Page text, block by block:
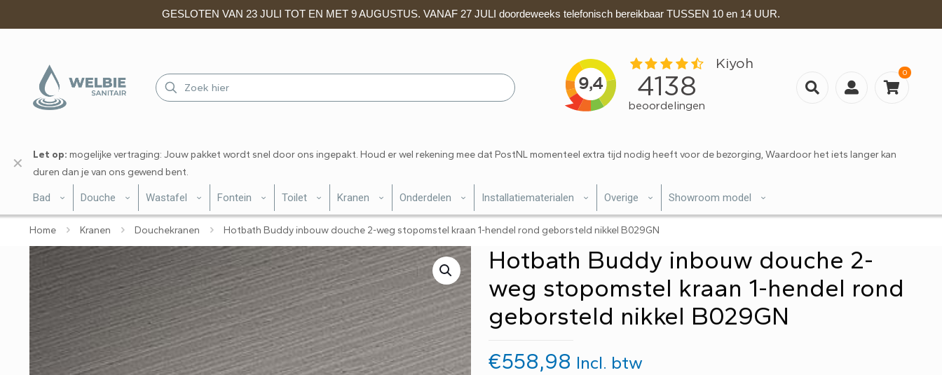
GESLOTEN VAN 23 JULI TOT EN MET 9 AUGUSTUS. VANAF 27 JULI doordeweeks telefonisch bereikbaar TUSSEN 10 en 14 UUR.
0
Let op: mogelijke vertraging: Jouw pakket wordt snel door ons ingepakt. Houd er wel rekening mee dat PostNL momenteel extra tijd nodig heeft voor de bezorging, Waardoor het iets langer kan
duren dan je van ons gewend bent.
✕
Bad Douche Wastafel Fontein Toilet Kranen Onderdelen Installatiematerialen Overige Showroom model
Home Kranen Douchekranen Hotbath Buddy inbouw douche 2-weg stopomstel kraan 1-hendel rond geborsteld nikkel B029GN
Hotbath Buddy inbouw douche 2-
weg stopomstel kraan 1-hendel rond
geborsteld nikkel B029GN
€558,98 Incl. btw